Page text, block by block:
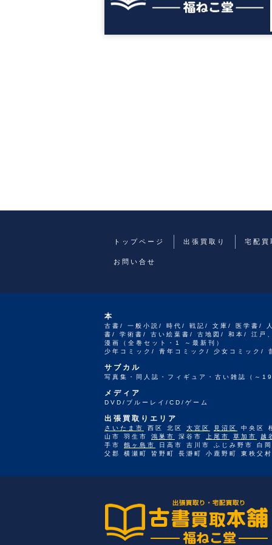
トップページ 出張買取り 宅配買
お問い合せ
本
古書/ 一般小説/ 時代/ 戦記/ 文庫/ 医学書/
書/ 学術書/ 古い絵葉書/ 古地図/ 和本/ 江戸
漫画（全巻セット・1 ～最新刊）
少年コミック/ 青年コミック/ 少女コミック/
サブカル
写真集・同人誌・フィギュア・古い雑誌（～
メディア
DVD/ブルーレイ/CD/ゲーム
出張買取りエリア
さいたま市 西区 北区 大宮区 見沼区
中央区
山市 羽生市 鴻巣市 深谷市 上尾市 草加市
越
手市 鶴ヶ島市
日高市 吉川市 ふじみ野市 白
父郡 横瀬町 皆野町 長瀞町 小鹿野町 東秩父